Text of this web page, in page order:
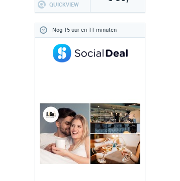
QUICKVIEW
Nog 15 uur en 11 minuten